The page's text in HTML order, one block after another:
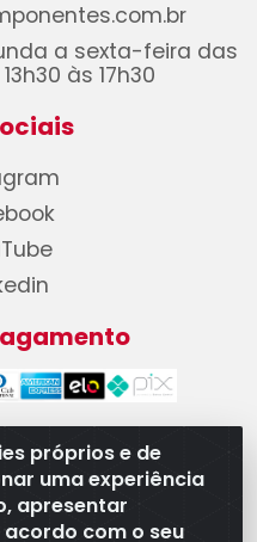
próprios e de
uma experiência
apresentar
com o seu
a sexta-feira das
às 17h30
LTDA - CNPJ
Níquel, 667 - Parque
- CEP 74375-660